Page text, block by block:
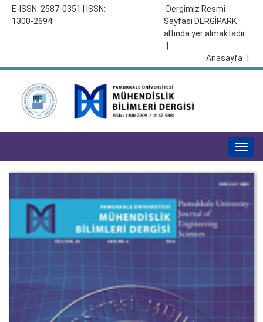
E-ISSN: 2587-0351 | ISSN:
1300-2694
Dergimiz Resmi
Sayfası DERGİPARK
altında yer almaktadır
Anasayfa